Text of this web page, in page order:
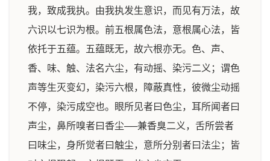
我，致成我执。由我执发生意识，而见有万法，故
六识以七识为根。前五根属色法，意根属心法，皆
依托于五蕴。五蕴既无，故六根亦无。色、声、
香、味、触、法名六尘，有动摇、染污二义；谓色
声等生灭变幻，染污六根，障蔽真性，彼微尘动摇
不停，染污成空也。眼所见者曰色尘，耳所闻者曰
声尘，鼻所嗅者曰香尘──兼香臭二义，舌所尝者
曰味尘，身所觉者曰触尘，意所分别者曰法尘；皆